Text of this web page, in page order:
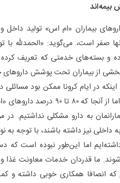
اینکه حدود ۹۰ درصد داروهای بیماران «ام اس» تولید
صفر است، می‌گوید: «الحمدلله با
و بسته‌های خدمتی که تعریف
از بیماران تحت پوشش
در ایام کرونا ممکن بود مسائلی
دارو برای بسیاری از بیماری‌ها پیش بیاید اما از آنجا که ۸۰
به دارو مشکلی نداشتیم. در
نیز داشته باشند، با توجه به
اما این‌طور نبوده است که
ما قدردان خدمات معاونت غذا و
انصافا همکاری خوبی داشته و